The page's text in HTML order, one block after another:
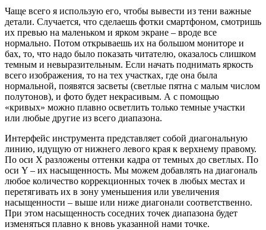
Чаще всего я использую его, чтобы вывести из тени важные
детали. Случается, что сделаешь фотки смартфоном, смотришь
их превью на маленьком и ярком экране – вроде все
нормально. Потом открываешь их на большом мониторе и
бах, то, что надо было показать читателю, оказалось слишком
темным и невыразительным. Если начать поднимать яркость
всего изображения, то на тех участках, где она была
нормальной, появятся засветы (светлые пятна с малым числом
полутонов), и фото будет некрасивым. А с помощью
«кривых» можно плавно осветлить только темные участки
или любые другие из всего диапазона.
Интерфейс инструмента представляет собой диагональную
линию, идущую от нижнего левого края к верхнему правому.
По оси Х разложены оттенки кадра от темных до светлых. По
оси Y – их насыщенность. Мы можем добавлять на диагональ
любое количество коррекционных точек в любых местах и
перетягивать их в зону уменьшения или увеличения
насыщенности – выше или ниже диагонали соответственно.
При этом насыщенность соседних точек диапазона будет
изменяться плавно к вновь указанной нами точке.